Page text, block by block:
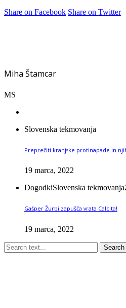
Share on Facebook Share on Twitter
Miha Štamcar
MS
Slovenska tekmovanja
Preprečiti kranjske protinapade in
19 marca, 2022
DogodkiSlovenska tekmovanja
Gašper Žurbi zapušča vrata Calcita!
19 marca, 2022
Search